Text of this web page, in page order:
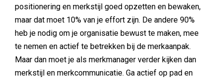
positionering en merkstijl goed opzetten en bewaken,
maar dat moet 10% van je effort zijn. De andere 90%
heb je nodig om je organisatie bewust te maken, mee
te nemen en actief te betrekken bij de merkaanpak.
Maar dan moet je als merkmanager verder kijken dan
merkstijl en merkcommunicatie. Ga actief op pad en